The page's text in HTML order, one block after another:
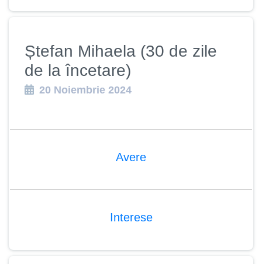
Ștefan Mihaela (30 de zile
de la încetare)
20 Noiembrie 2024
Avere
Interese